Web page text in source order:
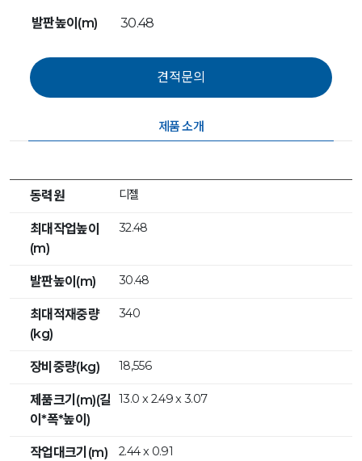
발판높이(m) 30.48
제품 소개
동력원 디젤
최대작업높이
(m)
32.48
발판높이(m) 30.48
최대적재중량
(kg)
340
장비중량(kg) 18,556
제품크기(m)(길
이*폭*높이)
13.0 x 2.49 x 3.07
작업대크기(m)
2.44 x 0.91